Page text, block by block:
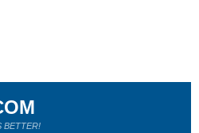
BETTER!